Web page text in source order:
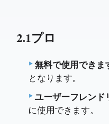
2.1プロ
無料で使用できま
となります。
ユーザーフレンド
に使用できます。